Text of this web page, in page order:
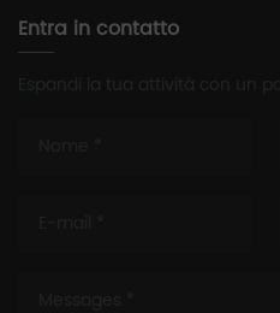
Entra in contatto